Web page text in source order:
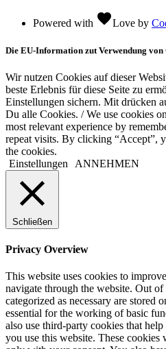
Powered with favoriteLove by
Die EU-Information zut Verwendung von
Wir nutzen Cookies auf dieser
beste Erlebnis für diese Seite zu
Einstellungen sichern. Mit drücken
Du alle Cookies. / We use cookies
most relevant experience by
repeat visits. By clicking “Accept”,
the cookies.
Einstellungen
ANNEHMEN
Schließen
Privacy Overview
This website uses cookies to
navigate through the website. Out of
categorized as necessary are stored
essential for the working of basic
also use third-party cookies that
you use this website. These